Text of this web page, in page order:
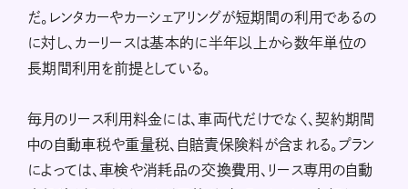
だ。レンタカーやカーシェアリングが短期間の利用であるの
に対し、カーリースは基本的に半年以上から数年単位の
長期間利用を前提としている。
毎月のリース利用料金には、車両代だけでなく、契約期間
中の自動車税や重量税、自賠責保険料が含まれる。プラン
によっては、車検や消耗品の交換費用、リース専用の自動